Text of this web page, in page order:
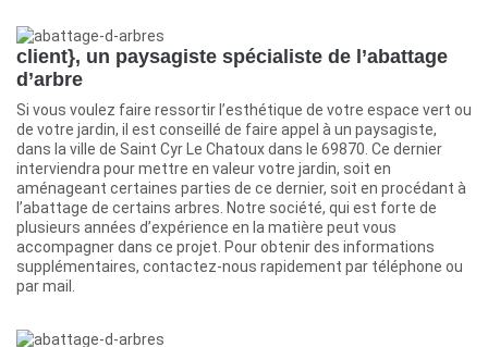
client}, un paysagiste spécialiste de l’abattage
d’arbre
Si vous voulez faire ressortir l’esthétique de votre espace vert ou
de votre jardin, il est conseillé de faire appel à un paysagiste,
dans la ville de Saint Cyr Le Chatoux dans le 69870. Ce dernier
interviendra pour mettre en valeur votre jardin, soit en
aménageant certaines parties de ce dernier, soit en procédant à
l’abattage de certains arbres. Notre société, qui est forte de
plusieurs années d’expérience en la matière peut vous
accompagner dans ce projet. Pour obtenir des informations
supplémentaires, contactez-nous rapidement par téléphone ou
par mail.